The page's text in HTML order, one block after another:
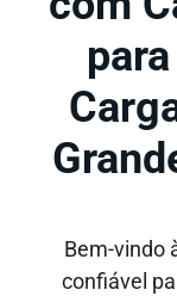
Bem-vindo
confiável